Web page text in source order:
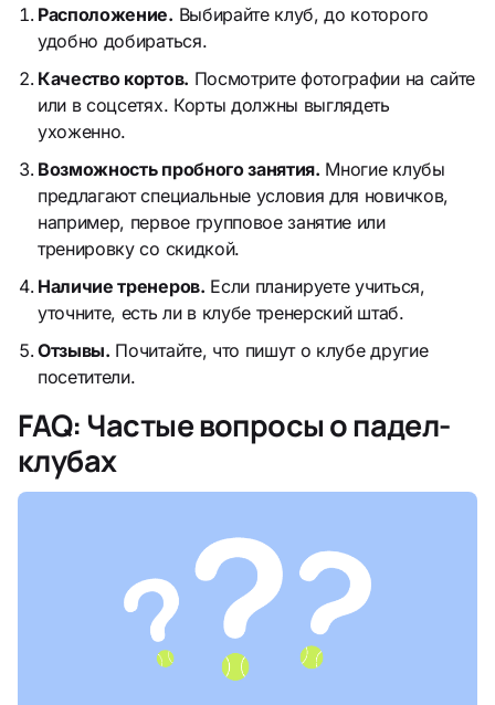
Расположение. Выбирайте клуб, до которого
удобно добираться.
Качество кортов. Посмотрите фотографии на сайте
или в соцсетях. Корты должны выглядеть
ухоженно.
Возможность пробного занятия. Многие клубы
предлагают специальные условия для новичков,
например, первое групповое занятие или
тренировку со скидкой.
Наличие тренеров. Если планируете учиться,
уточните, есть ли в клубе тренерский штаб.
Отзывы. Почитайте, что пишут о клубе другие
посетители.
FAQ: Частые вопросы о падел-
клубах